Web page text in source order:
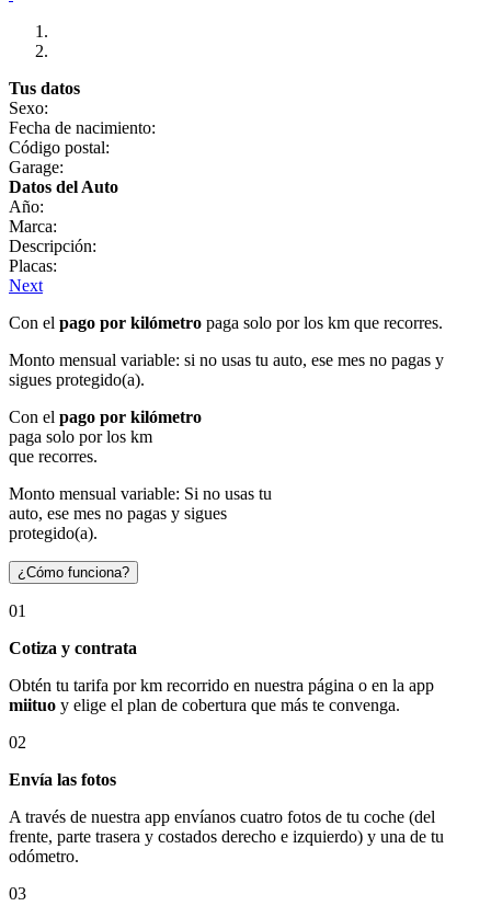
Tus datos
Sexo:
Fecha de nacimiento:
Código postal:
Garage:
Datos del Auto
Año:
Marca:
Descripción:
Placas:
Next
Con el pago por kilómetro paga solo por los km que recorres.
Monto mensual variable: si no usas tu auto, ese mes no pagas y
sigues protegido(a).
Con el pago por kilómetro
paga solo por los km
que recorres.
Monto mensual variable: Si no usas tu
auto, ese mes no pagas y sigues
protegido(a).
¿Cómo funciona?
01
Cotiza y contrata
Obtén tu tarifa por km recorrido en nuestra página o en la app
miituo y elige el plan de cobertura que más te convenga.
02
Envía las fotos
A través de nuestra app envíanos cuatro fotos de tu coche (del
frente, parte trasera y costados derecho e izquierdo) y una de tu
odómetro.
03